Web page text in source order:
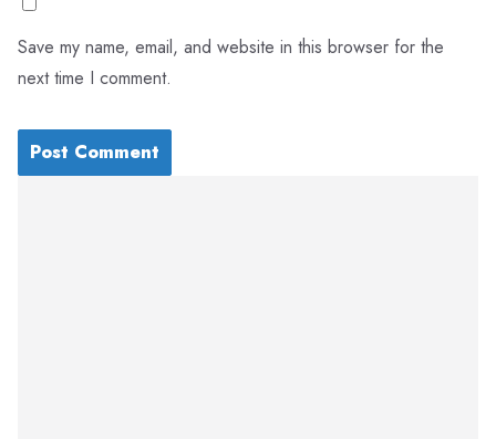
Save my name, email, and website in this browser for the
next time I comment.